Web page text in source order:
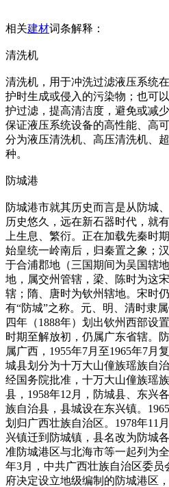
相关建材词条解释：
清洗机
清洗机，用于冲洗过滤液压系统
护时生成或侵入的污染物；也可
护过滤，提高清洁度，避免或减
保证液压系统设备的高性能、高
分为液压清洗机、高压清洗机、
种。
防城港
防城港市就其历史而言是从防城
历史悠久，远在新石器时代，就
上生息、繁衍。正在加载先秦时
始皇统一岭南后，归秦置之象；
于合浦郡地（三国期间为吴国辖
地，属交州管辖，梁、陈时为这
辖；隋、唐时为钦州辖地。宋时
有“防城”之称。元、明、清时隶
四年（1888年）划出钦州西部设
时期至解放初，仍属广东省辖。
属广西，1955年7月至1965年7月
城县划分为十万大山僮族瑶族自
经国务院批准，十万大山僮族瑶
县，1958年12月，防城县、东兴
族自治县，县城设在东兴镇。
划归广西壮族自治区。1978年11
兴镇迁到防城镇，县名改为防城
准防城港区与北海市等一起列为
年3月，中共广西壮族自治区委
府决定设立地级编制的防城港区